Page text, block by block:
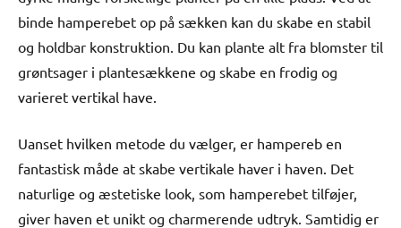
binde hamperebet op på sækken kan du skabe en stabil
og holdbar konstruktion. Du kan plante alt fra blomster til
grøntsager i plantesækkene og skabe en frodig og
varieret vertikal have.
Uanset hvilken metode du vælger, er hampereb en
fantastisk måde at skabe vertikale haver i haven. Det
naturlige og æstetiske look, som hamperebet tilføjer,
giver haven et unikt og charmerende udtryk. Samtidig er